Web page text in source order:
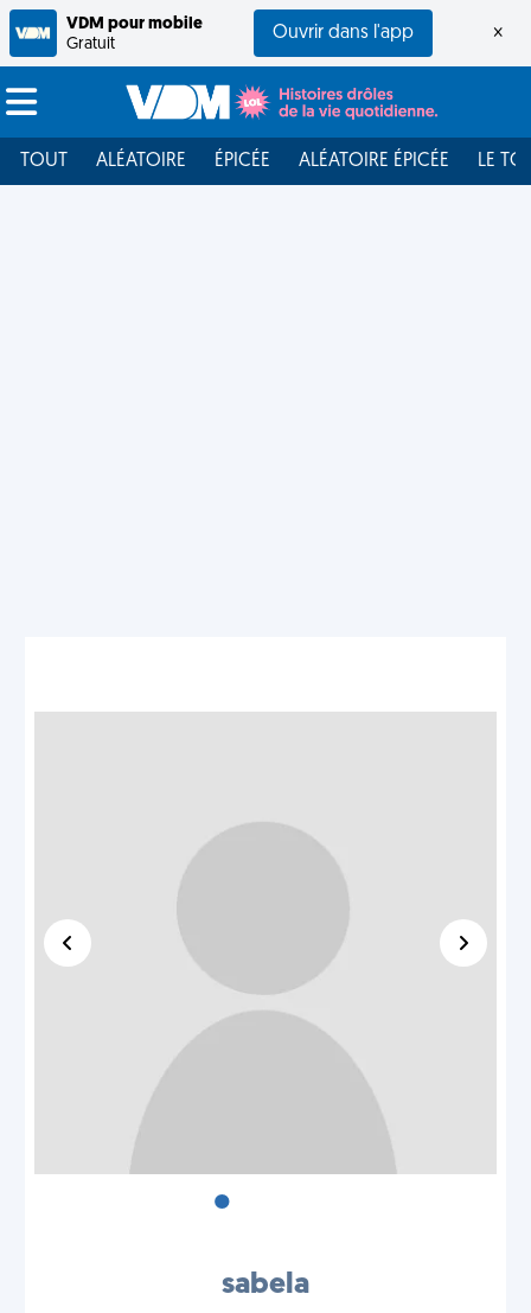
VDM pour mobile
Gratuit
Ouvrir dans l'app ×
TOUT ALÉATOIRE ÉPICÉE ALÉATOIRE ÉPICÉE LE
•
sabela